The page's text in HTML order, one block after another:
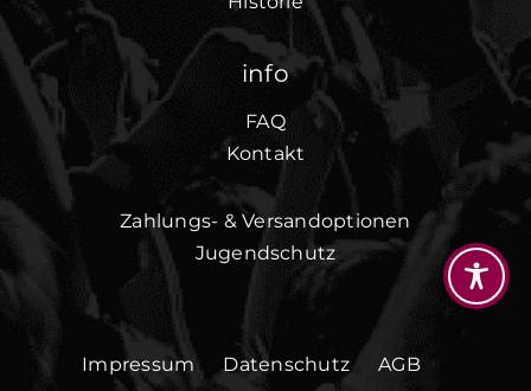
info
FAQ
Kontakt
Zahlungs- & Versandoptionen
Jugendschutz
Impressum Datenschutz AGB